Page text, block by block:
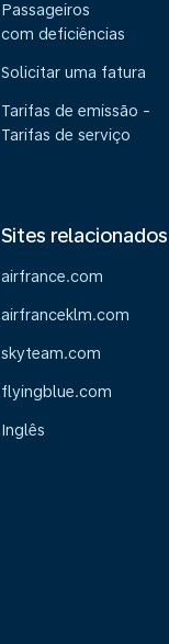
Passageiros
com deficiências
Solicitar uma fatura
Tarifas de emissão -
Tarifas de serviço
Sites relacionados
airfrance.com
airfranceklm.com
skyteam.com
flyingblue.com
Inglês